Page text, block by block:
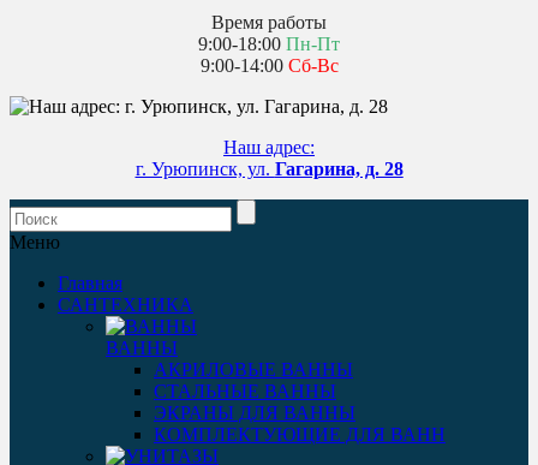
Время работы
9:00-18:00 Пн-Пт
9:00-14:00 Сб-Вс
Наш адрес:
г. Урюпинск, ул. Гагарина, д. 28
Меню
Главная
САНТЕХНИКА
ВАННЫ
АКРИЛОВЫЕ ВАННЫ
СТАЛЬНЫЕ ВАННЫ
ЭКРАНЫ ДЛЯ ВАННЫ
КОМПЛЕКТУЮЩИЕ ДЛЯ ВАНН